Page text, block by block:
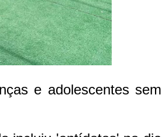
e adolescentes sem